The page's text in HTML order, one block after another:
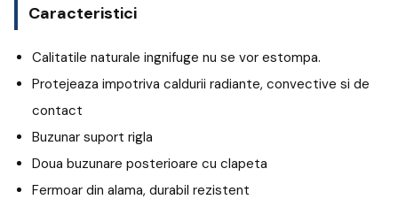
Caracteristici
Calitatile naturale ingnifuge nu se vor estompa.
Protejeaza impotriva caldurii radiante, convective si de
contact
Buzunar suport rigla
Doua buzunare posterioare cu clapeta
Fermoar din alama, durabil rezistent